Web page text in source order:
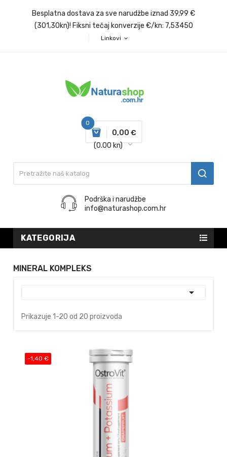
Besplatna dostava za sve narudžbe iznad 39,99 €
(301,30kn)! Fiksni tečaj konverzije €/kn: 7,53450
Linkovi expand_more
0
0,00 €
(0.00 kn)
Podrška i narudžbe
info@naturashop.com.hr
KATEGORIJA
MINERAL KOMPLEKS

Prikazuje 1-20 od 20 proizvoda
-1,40 €